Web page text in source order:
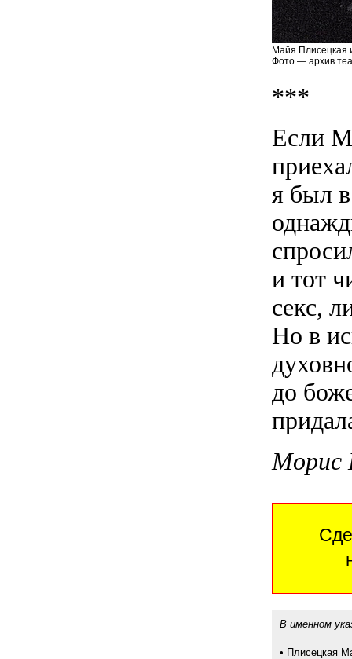
Майя Плисецкая
Фото — архив
***
Если
я был
и тот
секс,
Но в
до
Морис
В именном
• Плисецкая